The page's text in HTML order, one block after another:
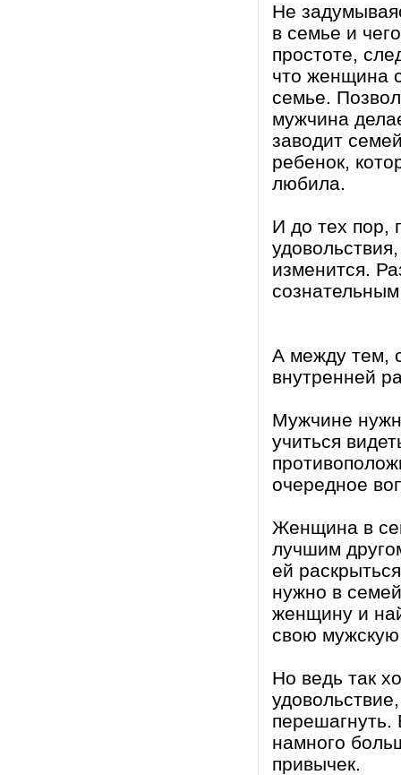
Не
в семье и
простоте,
что женщина
семье.
мужчина
заводит
ребенок,
любила.
И до тех пор,
изменится.
А между тем,
внутренней
Мужчине
учиться
очередное
Женщина в
лучшим
ей
нужно в
женщину и
свою мужскую
Но ведь так
намного
привычек.